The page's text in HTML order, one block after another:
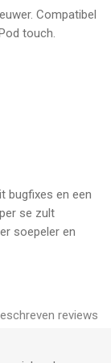
gehele getallen,
logaritmische
schetsen
Compatibel
touch.
bugfixes en een
se zult
soepeler en
reviews